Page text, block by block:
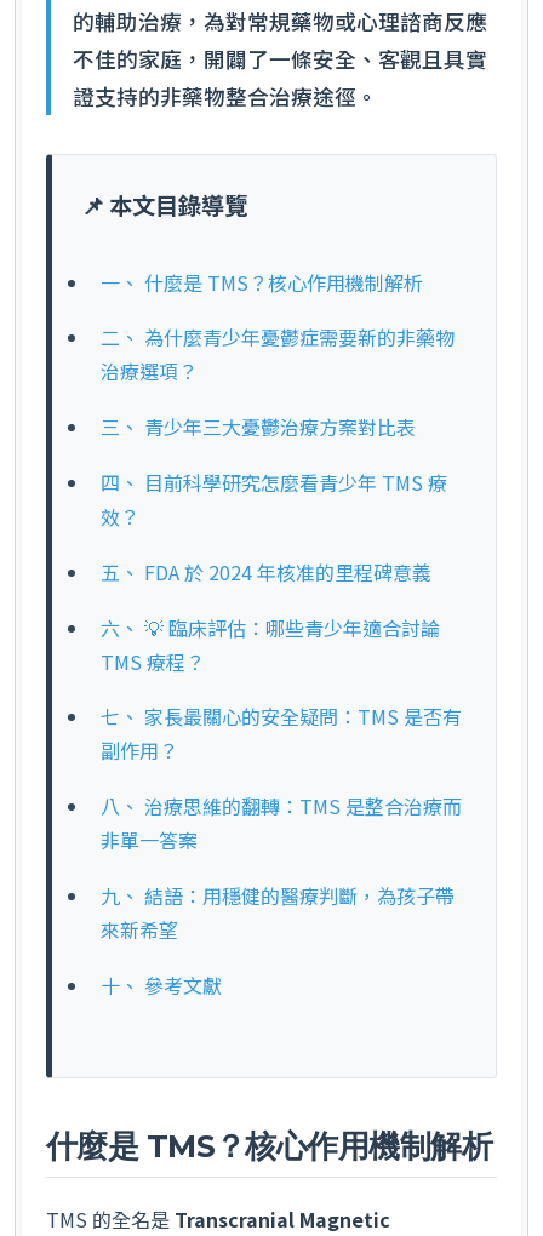
的輔助治療，為對常規藥物或心理諮商反應
不佳的家庭，開闢了一條安全、客觀且具實
證支持的非藥物整合治療途徑。
📌 本文目錄導覽
一、 什麼是 TMS？核心作用機制解析
二、 為什麼青少年憂鬱症需要新的非藥物
治療選項？
三、 青少年三大憂鬱治療方案對比表
四、 目前科學研究怎麼看青少年 TMS 療
效？
五、 FDA 於 2024 年核准的里程碑意義
六、 💡 臨床評估：哪些青少年適合討論
TMS 療程？
七、 家長最關心的安全疑問：TMS 是否有
副作用？
八、 治療思維的翻轉：TMS 是整合治療而
非單一答案
九、 結語：用穩健的醫療判斷，為孩子帶
來新希望
十、 參考文獻
什麼是 TMS？核心作用機制解析
TMS 的全名是 Transcranial Magnetic